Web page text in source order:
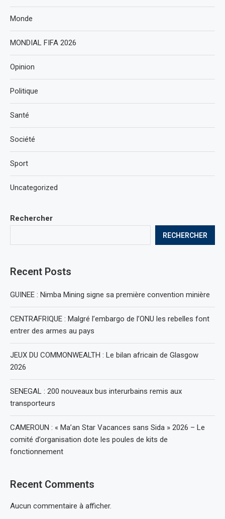
Rechercher
RECHERCHER
Recent Posts
GUINEE : Nimba Mining signe sa première convention minière
CENTRAFRIQUE : Malgré l’embargo de l’ONU les rebelles font
entrer des armes au pays
JEUX DU COMMONWEALTH : Le bilan africain de Glasgow
2026
SENEGAL : 200 nouveaux bus interurbains remis aux
transporteurs
CAMEROUN : « Ma’an Star Vacances sans Sida » 2026 – Le
comité d’organisation dote les poules de kits de
fonctionnement
Recent Comments
Aucun commentaire à afficher.
Monde
MONDIAL FIFA 2026
Opinion
Politique
Santé
Société
Sport
Uncategorized